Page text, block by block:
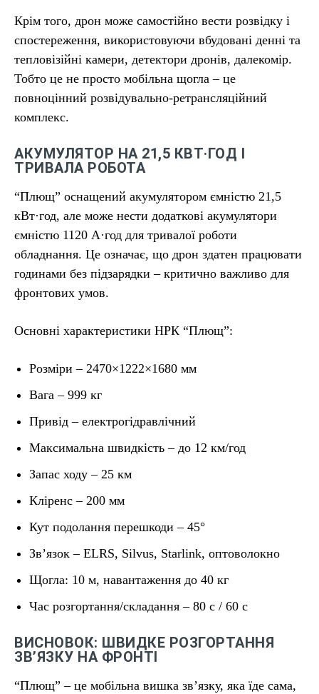
Крім того, дрон може самостійно вести розвідку і
спостереження, використовуючи вбудовані денні та
тепловізійні камери, детектори дронів, далекомір.
Тобто це не просто мобільна щогла – це
повноцінний розвідувально-ретрансляційний
комплекс.
АКУМУЛЯТОР НА 21,5 КВТ·ГОД І
ТРИВАЛА РОБОТА
“Плющ” оснащений акумулятором ємністю 21,5
кВт·год, але може нести додаткові акумулятори
ємністю 1120 А·год для тривалої роботи
обладнання. Це означає, що дрон здатен працювати
годинами без підзарядки – критично важливо для
фронтових умов.
Основні характеристики НРК “Плющ”:
Розміри – 2470×1222×1680 мм
Вага – 999 кг
Привід – електрогідравлічний
Максимальна швидкість – до 12 км/год
Запас ходу – 25 км
Кліренс – 200 мм
Кут подолання перешкоди – 45°
Зв’язок – ELRS, Silvus, Starlink, оптоволокно
Щогла: 10 м, навантаження до 40 кг
Час розгортання/складання – 80 с / 60 с
ВИСНОВОК: ШВИДКЕ РОЗГОРТАННЯ
ЗВ’ЯЗКУ НА ФРОНТІ
“Плющ” – це мобільна вишка зв’язку, яка їде сама,